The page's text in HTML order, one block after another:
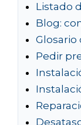
Listado
Blog:
Glosario
Pedir